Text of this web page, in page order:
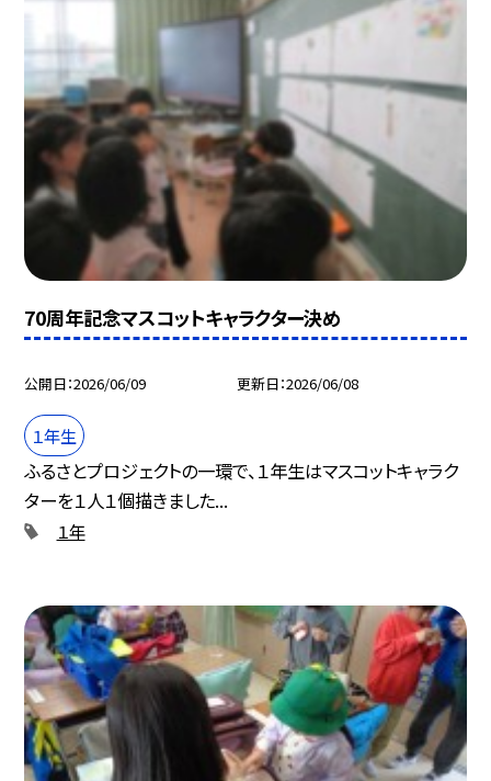
70周年記念マスコットキャラクター決め
公開日 2026/06/09 更新日 2026/06/08
１年生
ふるさとプロジェクトの一環で、１年生はマスコットキャラク
ターを１人１個描きました...
１年